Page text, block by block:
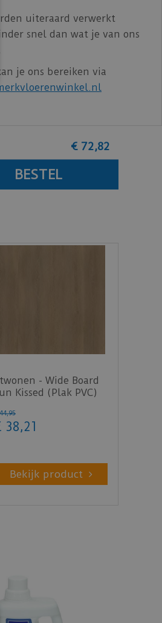
€ 72,82
- Wide Board
Kissed (Plak PVC)
44,95
38,21
Bekijk product
uiteraard verwerkt
snel dan wat je van ons
je ons bereiken via